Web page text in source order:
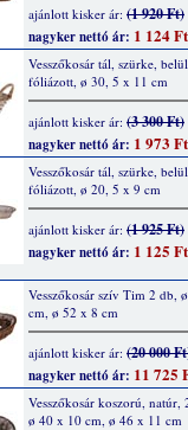
ajánlott kisker ár: (1 920 Ft)
nagyker nettó ár: 1 124 Ft
Vesszőkosár tál, szürke, belül
fóliázott, ø 30, 5 x 11 cm
ajánlott kisker ár: (3 300 Ft)
nagyker nettó ár: 1 973 Ft
Vesszőkosár tál, szürke, belül
fóliázott, ø 20, 5 x 9 cm
ajánlott kisker ár: (1 925 Ft)
nagyker nettó ár: 1 125 Ft
Vesszőkosár szív Tim 2 db,
cm, ø 52 x 8 cm
ajánlott kisker ár: (20 000
nagyker nettó ár: 11 725
Vesszőkosár koszorú, natúr,
ø 40 x 10 cm, ø 46 x 11 cm